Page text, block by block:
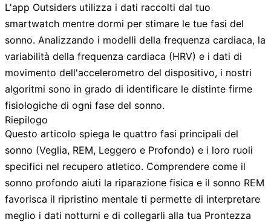
L'app Outsiders utilizza i dati raccolti dal tuo
smartwatch mentre dormi per stimare le tue fasi del
sonno. Analizzando i modelli della frequenza cardiaca, la
variabilità della frequenza cardiaca (HRV) e i dati di
movimento dell'accelerometro del dispositivo, i nostri
algoritmi sono in grado di identificare le distinte firme
fisiologiche di ogni fase del sonno.
Riepilogo
Questo articolo spiega le quattro fasi principali del
sonno (Veglia, REM, Leggero e Profondo) e i loro ruoli
specifici nel recupero atletico. Comprendere come il
sonno profondo aiuti la riparazione fisica e il sonno REM
favorisca il ripristino mentale ti permette di interpretare
meglio i dati notturni e di collegarli alla tua Prontezza